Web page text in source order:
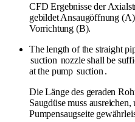
CFD Ergebnisse der
gebildet Ansaugöffnung
Vorrichtung (B).
The length of the straight
suction nozzle shall be
at the pump suction .
Die Länge des geraden
Saugdüse muss
Pumpensaugseite